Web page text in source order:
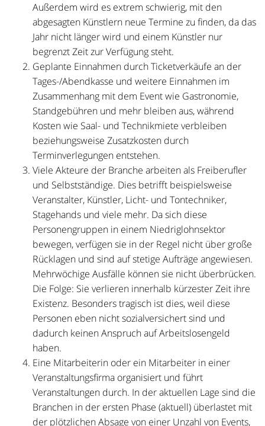
Außerdem wird es extrem schwierig, mit den
abgesagten Künstlern neue Termine zu finden, da das
Jahr nicht länger wird und einem Künstler nur
begrenzt Zeit zur Verfügung steht.
Geplante Einnahmen durch Ticketverkäufe an der
Tages-/Abendkasse und weitere Einnahmen im
Zusammenhang mit dem Event wie Gastronomie,
Standgebühren und mehr bleiben aus, während
Kosten wie Saal- und Technikmiete verbleiben
beziehungsweise Zusatzkosten durch
Terminverlegungen entstehen.
Viele Akteure der Branche arbeiten als Freiberufler
und Selbstständige. Dies betrifft beispielsweise
Veranstalter, Künstler, Licht- und Tontechniker,
Stagehands und viele mehr. Da sich diese
Personengruppen in einem Niedriglohnsektor
bewegen, verfügen sie in der Regel nicht über große
Rücklagen und sind auf stetige Aufträge angewiesen.
Mehrwöchige Ausfälle können sie nicht überbrücken.
Die Folge: Sie verlieren innerhalb kürzester Zeit ihre
Existenz. Besonders tragisch ist dies, weil diese
Personen eben nicht sozialversichert sind und
dadurch keinen Anspruch auf Arbeitslosengeld
haben.
Eine Mitarbeiterin oder ein Mitarbeiter in einer
Veranstaltungsfirma organisiert und führt
Veranstaltungen durch. In der aktuellen Lage sind die
Branchen in der ersten Phase (aktuell) überlastet mit
der plötzlichen Absage von einer Unzahl von Events,